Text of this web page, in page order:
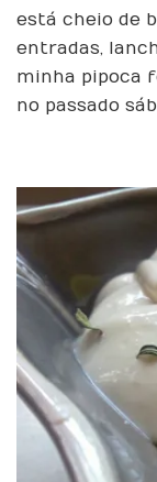
está cheio de
entradas,
minha pipoca
no passado